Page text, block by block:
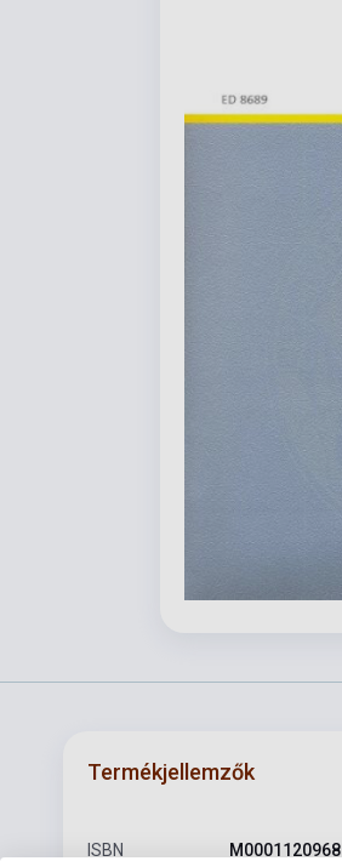
Termékjellemzők
ISBN M0001120968